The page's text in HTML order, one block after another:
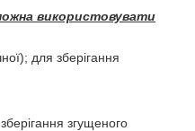
використовувати
для зберігання
згущеного